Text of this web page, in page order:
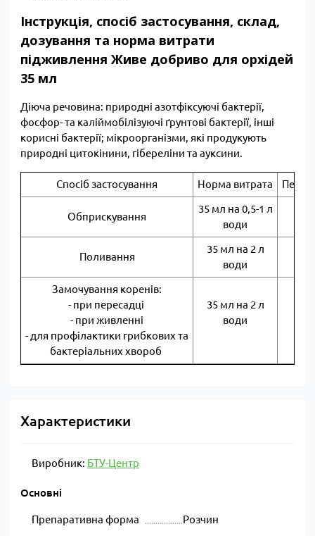
Інструкція, спосіб застосування, склад,
дозування та норма витрати
підживлення Живе добриво для орхідей
35 мл
Діюча речовина: природні азотфіксуючі бактерії,
фосфор- та каліймобілізуючі ґрунтові бактерії, інші
корисні бактерії; мікроорганізми, які продукують
природні цитокінини, гібереліни та ауксини.
Спосіб застосування Норма витрата
Обприскування
35 мл на 0,5-1 л
води
Поливання
35 мл на 2 л
води
Замочування коренів:
- при пересадці
- при живленні
- для профілактики грибкових та
бактеріальних хвороб
35 мл на 2 л
води
Характеристики
Виробник: БТУ-Центр
Основні
Препаративна форма Розчин